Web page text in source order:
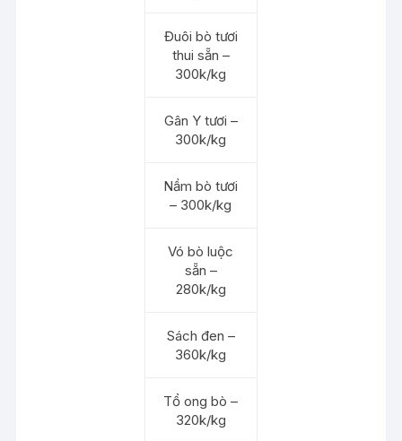
Đuôi bò tươi
thui sẵn –
300k/kg
Gân Y tươi –
300k/kg
Nầm bò tươi
– 300k/kg
Vó bò luộc
sẵn –
280k/kg
Sách đen –
360k/kg
Tổ ong bò –
320k/kg